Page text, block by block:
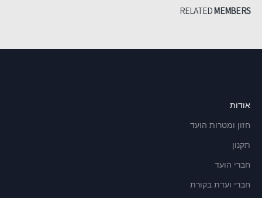
RELATEDMEMBERS
אודות
חזון ומטרות הועד
תקנון
חברי הועד
חברי ועדת בקורת